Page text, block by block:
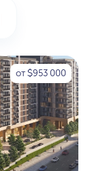
от $953 000